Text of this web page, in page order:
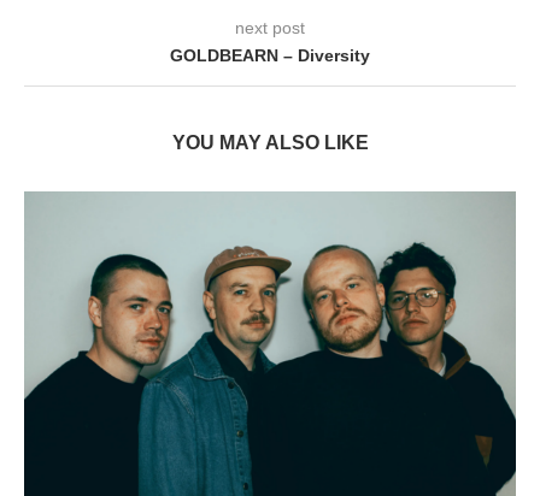
next post
GOLDBEARN – Diversity
YOU MAY ALSO LIKE